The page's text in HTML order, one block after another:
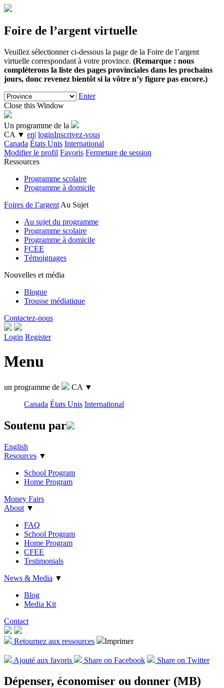
Foire de l’argent virtuelle
Veuillez sélectionner ci-dessous la page de la Foire de l’argent
virtuelle correspondant à votre province. (Remarque : nous
compléterons la liste des pages provinciales dans les prochains
jours, donc revenez bientôt si la vôtre n’y figure pas encore.)
Enter
Close this Window
Un programme de la
CA ▼ en| loginInscrivez-vous
Canada États Unis International
Modifier le profil Favoris Fermeture de session
Ressources
Programme scolaire
Programme à domicile
Foires de l’argent Au Sujet
Au sujet du programme
Programme scolaire
Programme à domicile
FCEE
Témoignages
Nouvelles et média
Blogue
Trousse médiatique
Contactez-nous
Login Register
Menu
un programme de CA ▼
Canada États Unis International
Soutenu par
English
Resources ▼
School Program
Home Program
Money Fairs
About ▼
FAQ
School Program
Home Program
CFEE
Testimonials
News & Media ▼
Blog
Media Kit
Contact
Retournez aux ressources Imprimer
Ajouté aux favoris Share on Facebook Share on Twitter
Dépenser, économiser ou donner (MB)